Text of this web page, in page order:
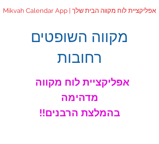
Mikvah Calendar App | אפליקציית לוח מקווה הבית שלך
מקווה השופטים
רחובות
מדהימה
!!בהמלצת הרבנים